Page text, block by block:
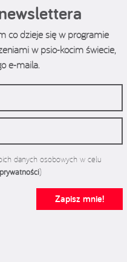
co dzieje się w programie
w psio-kocim świecie,
e-maila.
danych osobowych w celu
)
Zapisz mnie!